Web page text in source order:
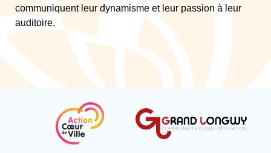
communiquent leur dynamisme et leur passion à leur
auditoire.